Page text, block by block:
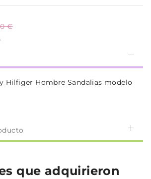
€
Hilfiger Hombre Sandalias modelo
que adquirieron